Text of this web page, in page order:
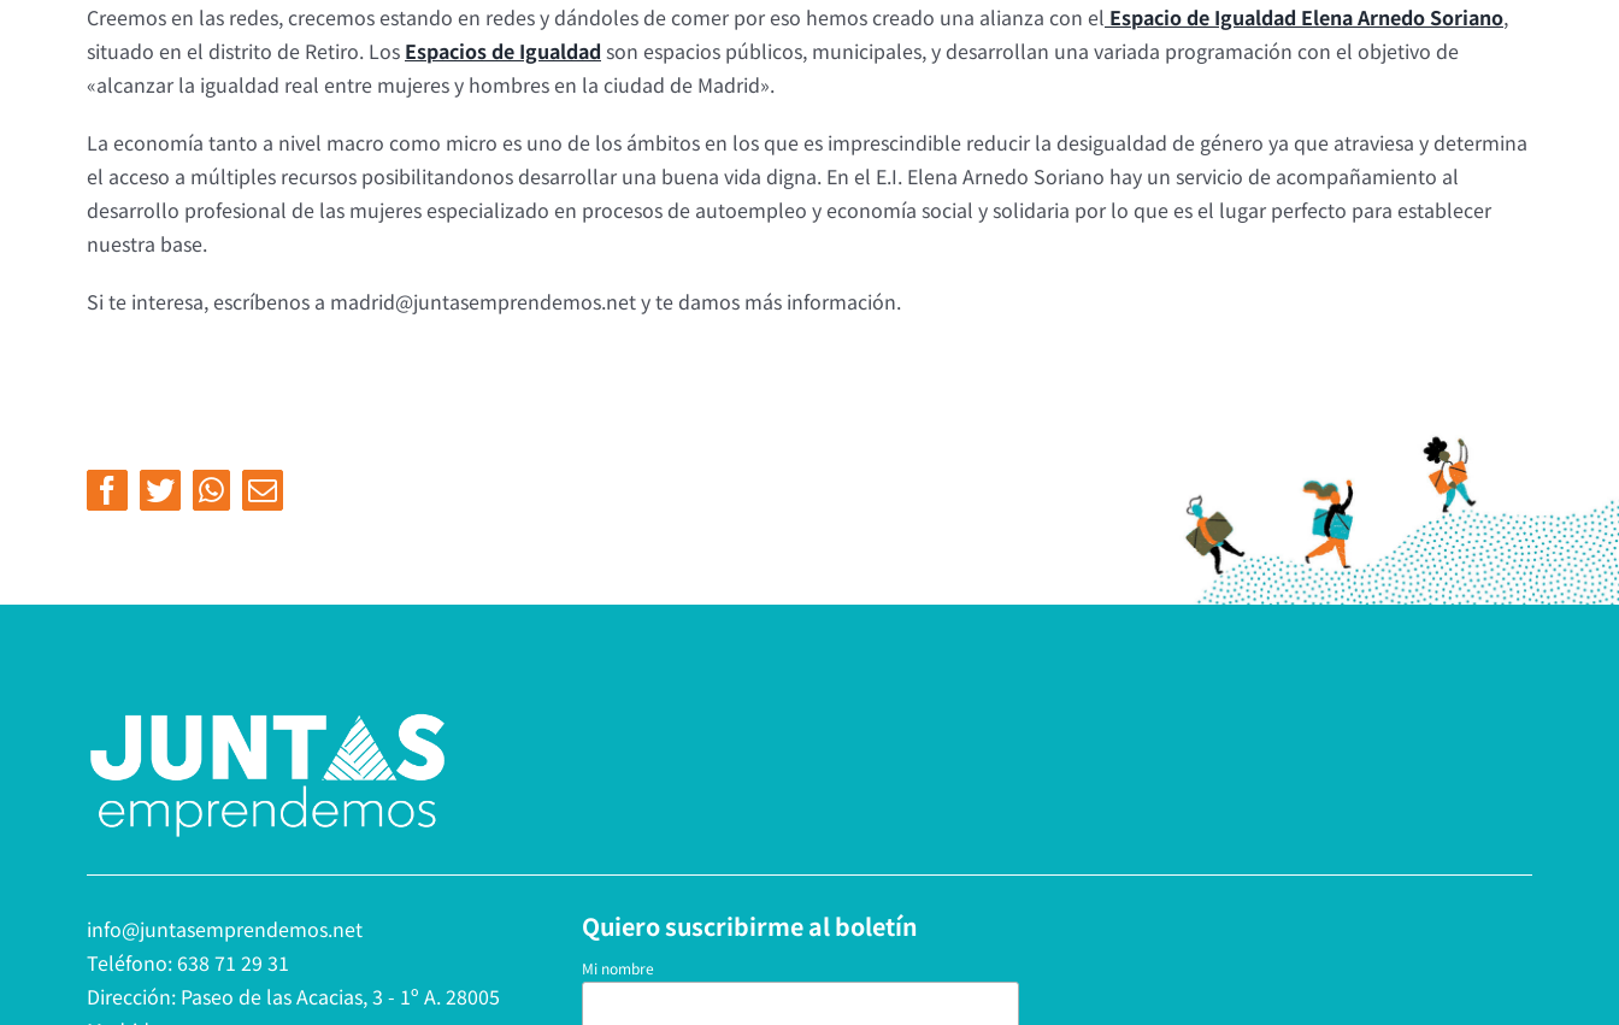
Creemos en las redes, crecemos estando en redes y dándoles de comer por eso hemos creado una alianza con el Espacio de Igualdad Elena Arnedo Soriano,
situado en el distrito de Retiro. Los Espacios de Igualdad son espacios públicos, municipales, y desarrollan una variada programación con el objetivo de
«alcanzar la igualdad real entre mujeres y hombres en la ciudad de Madrid».
La economía tanto a nivel macro como micro es uno de los ámbitos en los que es imprescindible reducir la desigualdad de género ya que atraviesa y determina
el acceso a múltiples recursos posibilitandonos desarrollar una buena vida digna. En el E.I. Elena Arnedo Soriano hay un servicio de acompañamiento al
desarrollo profesional de las mujeres especializado en procesos de autoempleo y economía social y solidaria por lo que es el lugar perfecto para establecer
nuestra base.
Si te interesa, escríbenos a madrid@juntasemprendemos.net y te damos más información.
Facebook
TwitterWhatsapp
Email
info@juntasemprendemos.net
Teléfono: 638 71 29 31
Dirección: Paseo de las Acacias, 3 - 1º A. 28005
Quiero suscribirme al boletín
Mi nombre